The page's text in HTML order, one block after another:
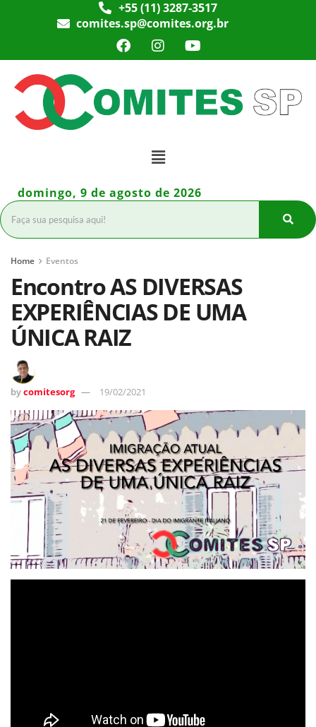
+55 (11) 3287-3517
comites.sp@comites.org.br
domingo, 9 de agosto de 2026
Home Eventos
Encontro AS DIVERSAS
EXPERIÊNCIAS DE UMA
ÚNICA RAIZ
bycomitesorg 19/02/2021